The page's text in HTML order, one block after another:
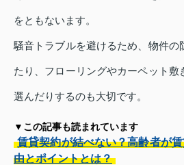
をともないます。
騒音トラブルを避けるため、物件の
たり、フローリングやカーペット敷
選んだりするのも大切です。
▼この記事も読まれています
賃貸契約が結べない？高齢者が
由とポイントとは？